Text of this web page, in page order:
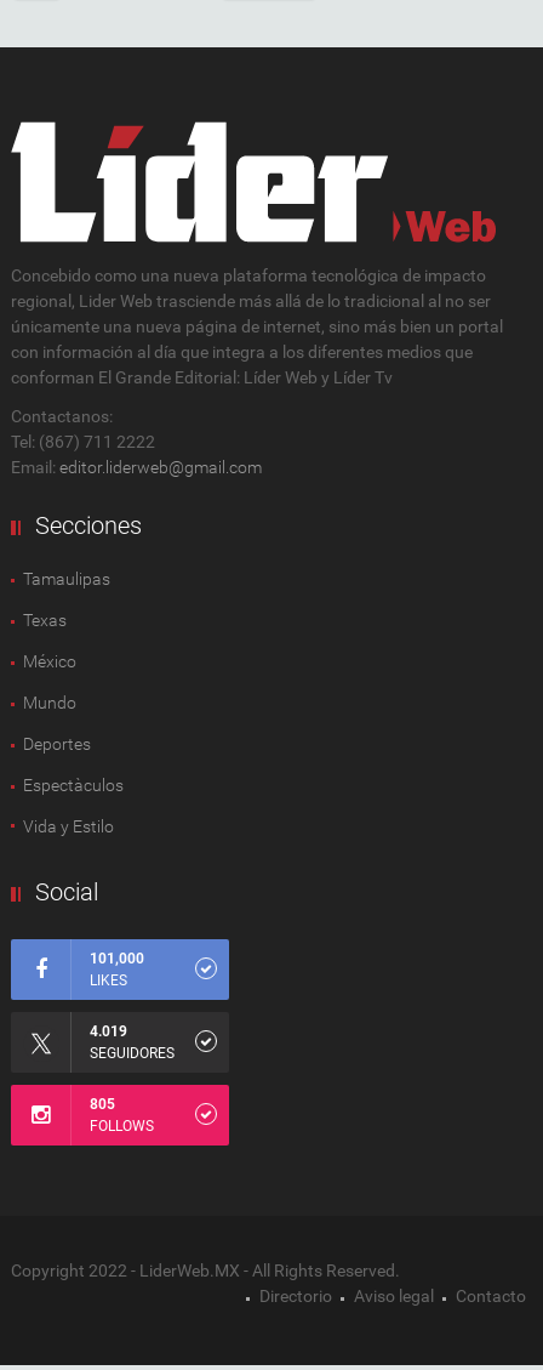
Concebido como una nueva plataforma tecnológica de impacto
regional, Lider Web trasciende más allá de lo tradicional al no ser
únicamente una nueva página de internet, sino más bien un portal
con información al día que integra a los diferentes medios que
conforman El Grande Editorial: Líder Web y Líder Tv
Contactanos:
Tel: (867) 711 2222
Email: editor.liderweb@gmail.com
Secciones
Tamaulipas
Texas
México
Mundo
Deportes
Espectàculos
Vida y Estilo
Social
101,000
LIKES
4.019
SEGUIDORES
805
FOLLOWS
Copyright 2022 - LiderWeb.MX - All Rights Reserved.
Directorio
Aviso legal Contacto